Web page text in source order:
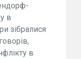
в
зібралися
в